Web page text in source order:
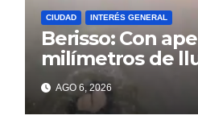
CIUDAD INTERÉS GENERAL
Berisso: Con
milímetros de
sienten los
AGO 6, 2026